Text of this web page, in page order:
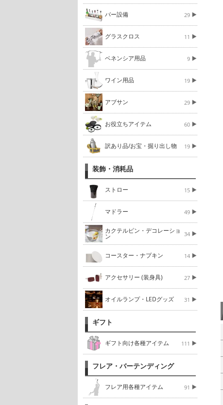
バー設備 29
グラスクロス 11
ベネンシア用品 9
ワイン用品 19
アブサン 29
お役立ちアイテム 60
訳あり品/お宝・掘り出し物 19
装飾・消耗品
ストロー 15
マドラー 49
カクテルピン・デコレーショ
ン 34
コースター・ナプキン 14
アクセサリー (装身具) 27
オイルランプ・LEDグッズ 31
ギフト
ギフト向け各種アイテム 111
フレア・バーテンディング
フレア用各種アイテム 91